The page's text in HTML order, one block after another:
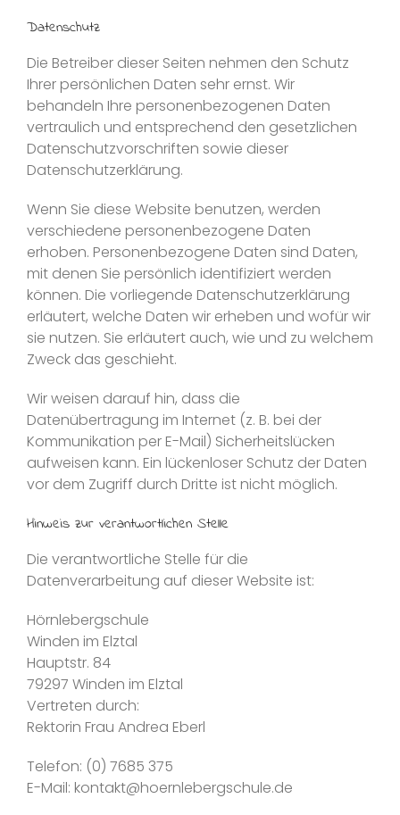
Datenschutz
Die Betreiber dieser Seiten nehmen den Schutz
Ihrer persönlichen Daten sehr ernst. Wir
behandeln Ihre personenbezogenen Daten
vertraulich und entsprechend den gesetzlichen
Datenschutzvorschriften sowie dieser
Datenschutzerklärung.
Wenn Sie diese Website benutzen, werden
verschiedene personenbezogene Daten
erhoben. Personenbezogene Daten sind Daten,
mit denen Sie persönlich identifiziert werden
können. Die vorliegende Datenschutzerklärung
erläutert, welche Daten wir erheben und wofür wir
sie nutzen. Sie erläutert auch, wie und zu welchem
Zweck das geschieht.
Wir weisen darauf hin, dass die
Datenübertragung im Internet (z. B. bei der
Kommunikation per E-Mail) Sicherheitslücken
aufweisen kann. Ein lückenloser Schutz der Daten
vor dem Zugriff durch Dritte ist nicht möglich.
Hinweis zur verantwortlichen Stelle
Die verantwortliche Stelle für die
Datenverarbeitung auf dieser Website ist:
Hörnlebergschule
Winden im Elztal
Hauptstr. 84
79297 Winden im Elztal
Vertreten durch:
Rektorin Frau Andrea Eberl
Telefon: (0) 7685 375
E-Mail: kontakt@hoernlebergschule.de